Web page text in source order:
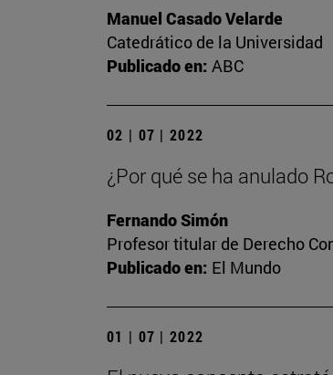
Manuel Casado Velarde
Catedrático de la Universidad
Publicado en: ABC
02 | 07 | 2022
¿Por qué se ha anulado
Fernando Simón
Profesor titular de Derecho
Publicado en: El Mundo
01 | 07 | 2022